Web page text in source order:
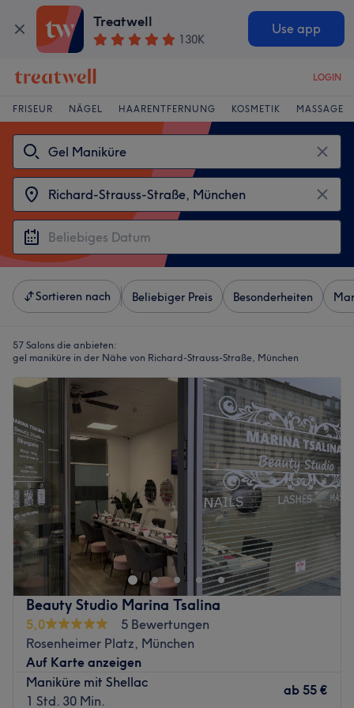
Treatwell
130K
Use app
LOGIN
FRISEUR NÄGEL HAARENTFERNUNG KOSMETIK MASSAGE
Sortieren nach Beliebiger Preis Besonderheiten
57 Salons die anbieten:
gel maniküre in der Nähe von Richard-Strauss-Straße, München
Beauty Studio Marina Tsalina
5,0
5 Bewertungen
Rosenheimer Platz, München
Auf Karte anzeigen
Maniküre mit Shellac
1 Std. 30 Min.
ab 55 €